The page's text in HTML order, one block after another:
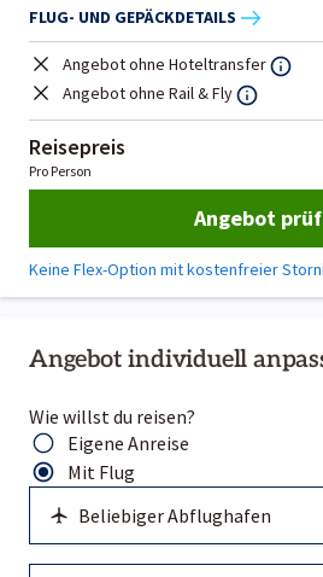
Angebot individuell
Wie willst du reisen?
Eigene Anreise
Mit Flug
FLUG- UND GEPÄCKDETAILS
Angebot ohne Hoteltransfer
Angebot ohne Rail & Fly
Reisepreis
Pro Person
Angebot
Keine Flex-Option mit kostenfreier